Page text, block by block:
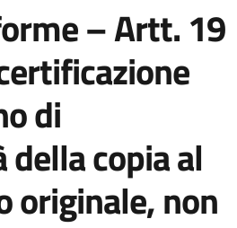
– Artt. 19
di
copia al
originale, non